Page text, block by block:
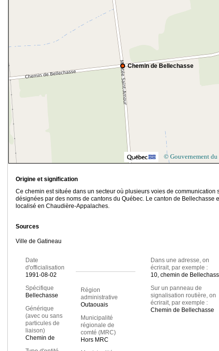
Chemin de Bellechasse
© Gouvernement du
Origine et signification
Ce chemin est située dans un secteur où plusieurs voies de communication
désignées par des noms de cantons du Québec. Le canton de Bellechasse
localisé en Chaudière-Appalaches.
Sources
Ville de Gatineau
Date
d'officialisation
1991-08-02
Spécifique
Bellechasse
Générique
(avec ou sans
particules de
liaison)
Chemin de
Région
administrative
Outaouais
Municipalité
régionale de
comté (MRC)
Hors MRC
Dans une adresse, on
écrirait, par exemple :
10, chemin de
Sur un panneau de
signalisation routière, on
écrirait, par exemple :
Chemin de Bellechasse